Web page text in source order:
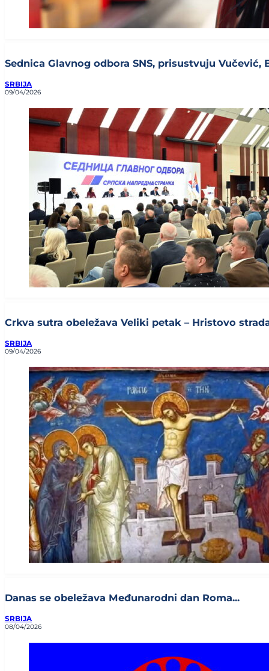
Sednica Glavnog odbora SNS, prisustvuju Vučević,
SRBIJA
09/04/2026
Crkva sutra obeležava Veliki petak – Hristovo
SRBIJA
09/04/2026
Danas se obeležava Međunarodni dan Roma...
SRBIJA
08/04/2026